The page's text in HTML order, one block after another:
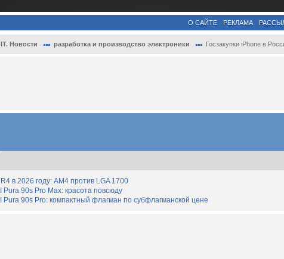
О САЙТЕ РЕКЛАМА
Новости разработка и производство электроники Госзакупки iPhone в России выросли в
в 2026 году: AM4 против LGA 1700
90s Pro Max: красота повсюду
90s Pro: компактный флагман по субфлагманской цене